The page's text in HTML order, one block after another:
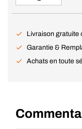
Livraison gratuite
Garantie &
Achats en toute